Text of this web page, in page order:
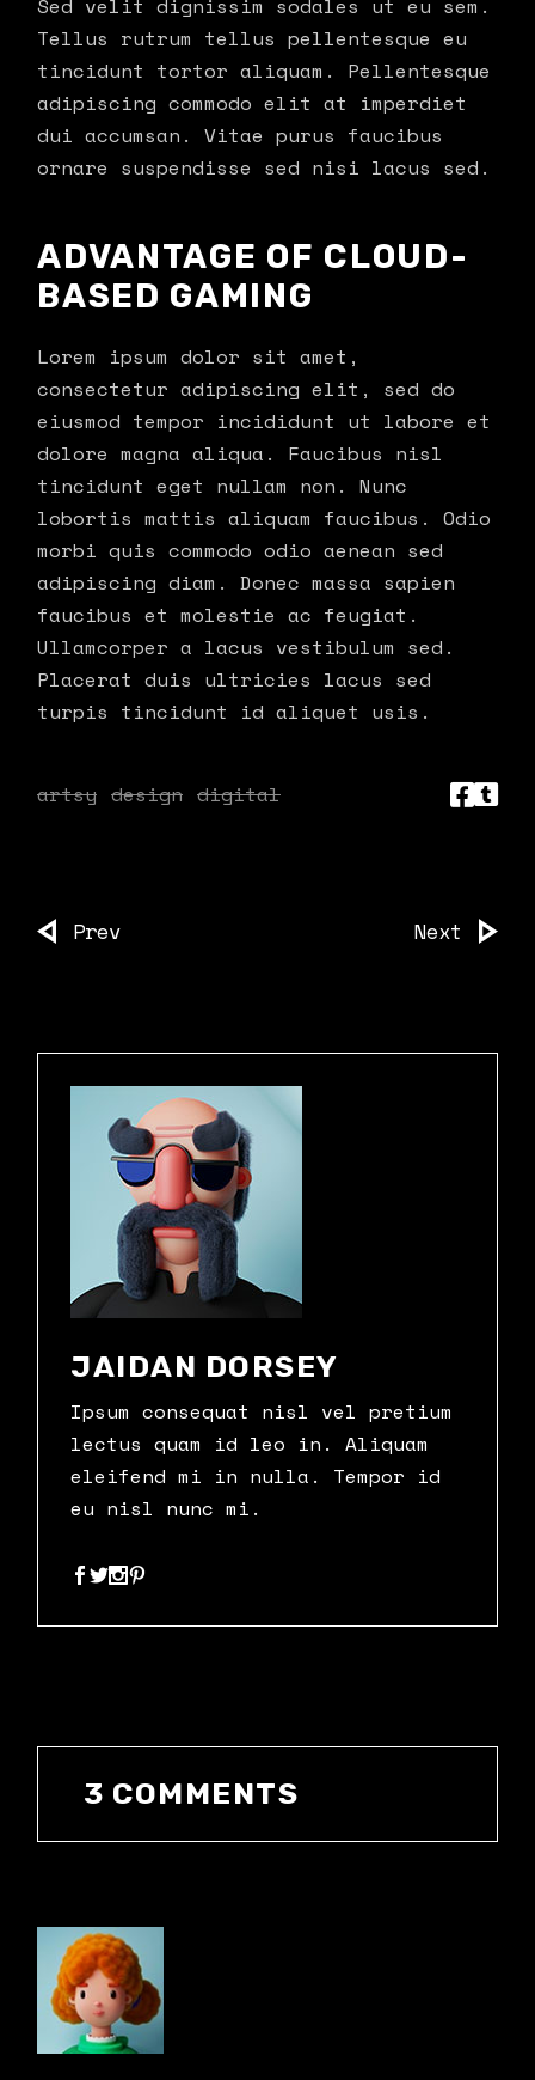
Sed velit dignissim sodales ut eu sem.
Tellus rutrum tellus pellentesque eu
tincidunt tortor aliquam. Pellentesque
adipiscing commodo elit at imperdiet
dui accumsan. Vitae purus faucibus
ornare suspendisse sed nisi lacus sed.
ADVANTAGE OF CLOUD-
BASED GAMING
Lorem ipsum dolor sit amet,
consectetur adipiscing elit, sed do
eiusmod tempor incididunt ut labore et
dolore magna aliqua. Faucibus nisl
tincidunt eget nullam non. Nunc
lobortis mattis aliquam faucibus. Odio
morbi quis commodo odio aenean sed
adipiscing diam. Donec massa sapien
faucibus et molestie ac feugiat.
Ullamcorper a lacus vestibulum sed.
Placerat duis ultricies lacus sed
turpis tincidunt id aliquet usis.
artsy design digital
Prev Next
JAIDAN DORSEY
Ipsum consequat nisl vel pretium
lectus quam id leo in. Aliquam
eleifend mi in nulla. Tempor id
eu nisl nunc mi.
3 COMMENTS